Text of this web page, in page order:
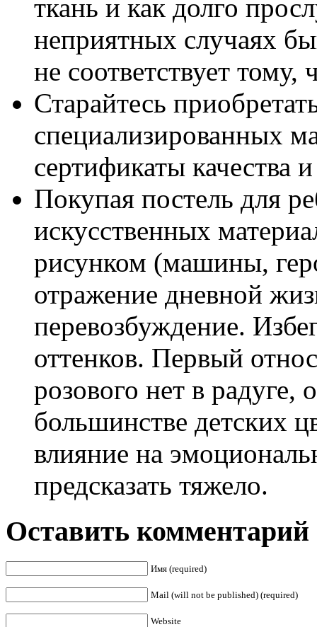
ткань и как долго
неприятных случаях
не соответствует тому,
Старайтесь
специализированных
сертификаты качества
Покупая постель для
искусственных
рисунком (машины,
отражение дневной
перевозбуждение.
оттенков. Первый
розового нет в радуге,
большинстве детских
влияние на
предсказать тяжело.
Оставить комментарий
Имя (required)
Mail (will not be published) (required)
Website